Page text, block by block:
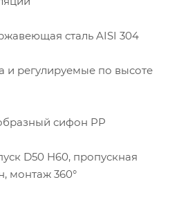
сталь AISI 304
и регулируемые по высоте
сифон PP
D50 H60, пропускная
монтаж 360°